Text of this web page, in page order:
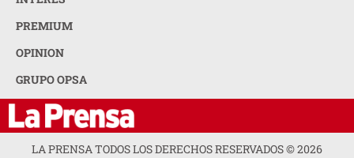
PREMIUM
OPINION
GRUPO OPSA
LA PRENSA TODOS LOS DERECHOS RESERVADOS ©2026